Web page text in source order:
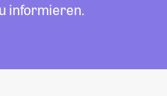
informieren.